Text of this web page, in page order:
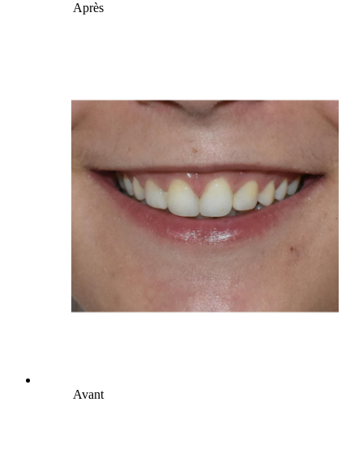
Après
Avant